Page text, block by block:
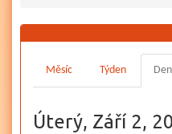
Hlavní
záložky
Měsíc Týden Den
Úterý, Září 2,
03